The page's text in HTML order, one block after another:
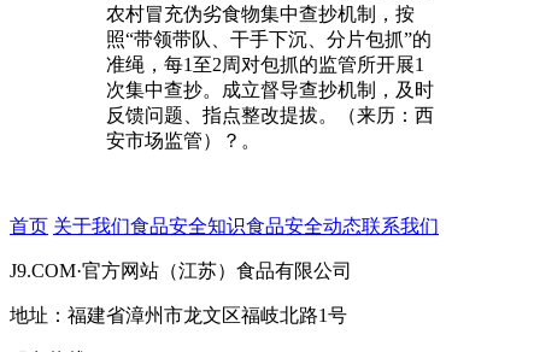
农村冒充伪劣食物集中查抄机制，按
照“带领带队、干手下沉、分片包抓”的
准绳，每1至2周对包抓的监管所开展1
次集中查抄。成立督导查抄机制，及时
反馈问题、指点整改提拔。（来历：西
安市场监管）？。
首页 关于我们食品安全知识食品安全动态联系我们
J9.COM·官方网站（江苏）食品有限公司
地址：福建省漳州市龙文区福岐北路1号